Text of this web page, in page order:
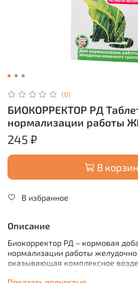
(0)
БИОКОРРЕКТОР РД
нормализации работы
245 ₽
В
В избранное
Описание
Биокорректор РД – кормовая
нормализации работы
оказывающая комплексное